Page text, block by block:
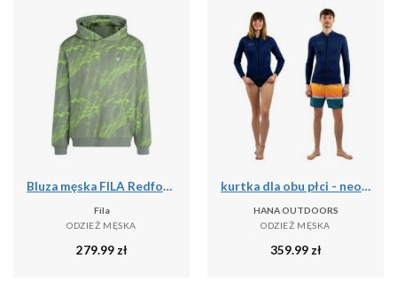
Bluza męska FILA Redford AOP Hoody
Fila
ODZIEŻ MĘSKA
279.99 zł
kurtka dla obu płci - neopren 2-2mm
HANA OUTDOORS
ODZIEŻ MĘSKA
359.99 zł